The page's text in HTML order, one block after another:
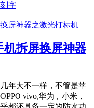
字
机拆屏换屏神器
年大不一样，不管是苹
vivo,华为，小米，